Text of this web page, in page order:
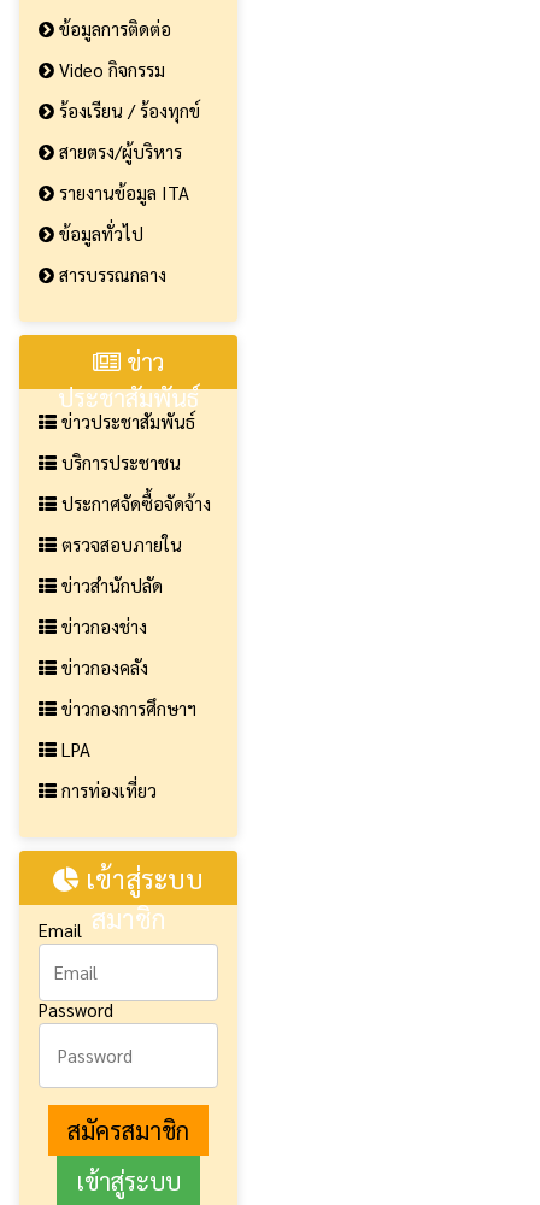
ข้อมูลการติดต่อ
Video กิจกรรม
ร้องเรียน / ร้องทุกข์
สายตรง/ผู้บริหาร
รายงานข้อมูล ITA
ข้อมูลทั่วไป
สารบรรณกลาง
ข่าว
ประชาสัมพันธ์
ข่าวประชาสัมพันธ์
บริการประชาชน
ประกาศจัดซื้อจัดจ้าง
ตรวจสอบภายใน
ข่าวสำนักปลัด
ข่าวกองช่าง
ข่าวกองคลัง
ข่าวกองการศึกษาฯ
LPA
การท่องเที่ยว
เข้าสู่ระบบ
สมาชิก
Email
Password
สมัครสมาชิก